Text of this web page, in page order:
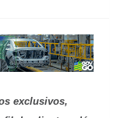
exclusivos,